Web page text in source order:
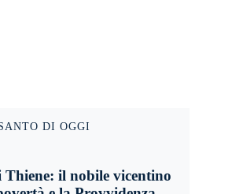
DI OGGI
Thiene: il nobile vicentino